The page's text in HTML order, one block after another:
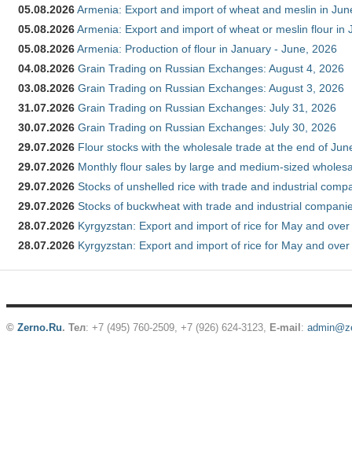
05.08.2026Armenia: Export and import of wheat and meslin in
05.08.2026Armenia: Export and import of wheat or meslin flour in
05.08.2026Armenia: Production of flour in January - June, 2026
04.08.2026 Grain Trading on Russian Exchanges: August 4, 2026
03.08.2026 Grain Trading on Russian Exchanges: August 3, 2026
31.07.2026 Grain Trading on Russian Exchanges: July 31, 2026
30.07.2026 Grain Trading on Russian Exchanges: July 30, 2026
29.07.2026 Flour stocks with the wholesale trade at the end of
29.07.2026 Monthly flour sales by large and medium-sized
29.07.2026 Stocks of unshelled rice with trade and industrial
29.07.2026 Stocks of buckwheat with trade and industrial
28.07.2026 Kyrgyzstan: Export and import of rice for May and
28.07.2026 Kyrgyzstan: Export and import of rice for May and
© Zerno.Ru. Тел: +7 (495) 760-2509, +7 (926) 624-3123, E-mail :